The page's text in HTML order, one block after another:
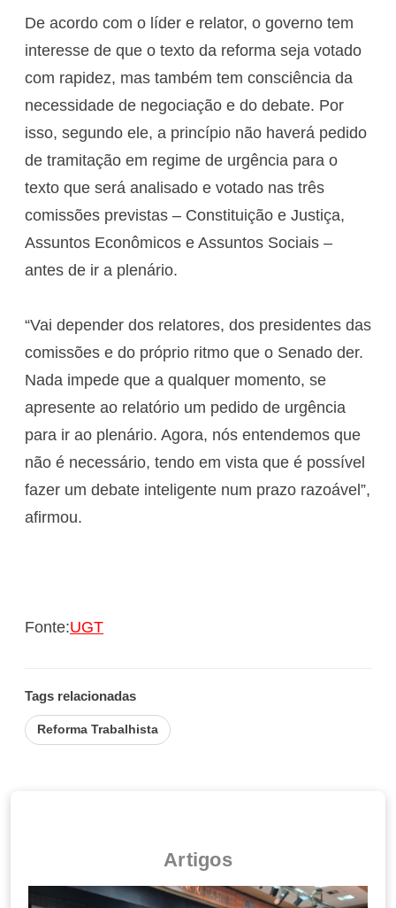
De acordo com o líder e relator, o governo tem
interesse de que o texto da reforma seja votado
com rapidez, mas também tem consciência da
necessidade de negociação e do debate. Por
isso, segundo ele, a princípio não haverá pedido
de tramitação em regime de urgência para o
texto que será analisado e votado nas três
comissões previstas – Constituição e Justiça,
Assuntos Econômicos e Assuntos Sociais –
antes de ir a plenário.
“Vai depender dos relatores, dos presidentes das
comissões e do próprio ritmo que o Senado der.
Nada impede que a qualquer momento, se
apresente ao relatório um pedido de urgência
para ir ao plenário. Agora, nós entendemos que
não é necessário, tendo em vista que é possível
fazer um debate inteligente num prazo razoável”,
afirmou.
Fonte:UGT
Tags relacionadas
Reforma Trabalhista
Artigos